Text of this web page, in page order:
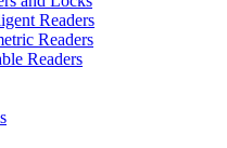
Readers
Readers
Readers